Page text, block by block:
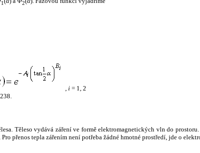
1 2
, i = 1, 2
Těleso vydává záření ve formě elektromagnetických vln do
přenos tepla zářením není potřeba žádné hmotné prostředí, jde o